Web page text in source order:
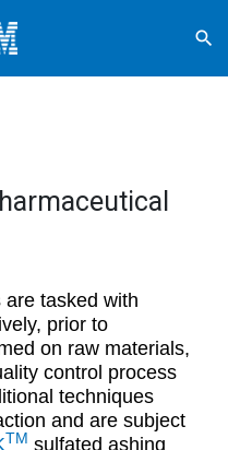
search
tasked with
prior to
on raw materials,
control process
techniques
and are subject
TM sulfated ashing